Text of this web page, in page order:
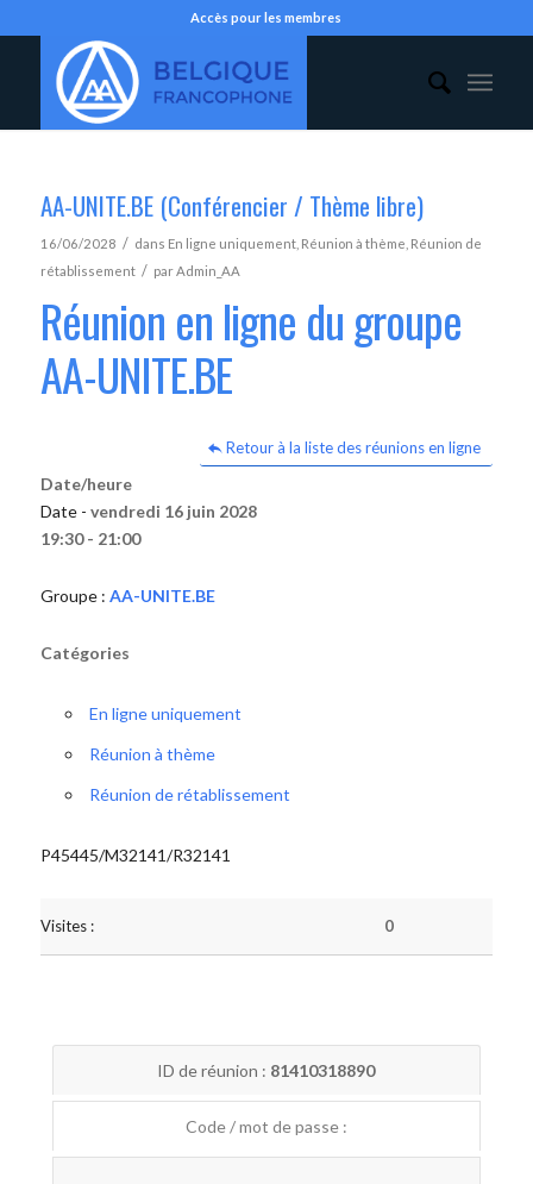
Accès pour les membres
AA-UNITE.BE (Conférencier / Thème libre)
16/06/2028 / dans En ligne uniquement, Réunion à thème Réunion de
rétablissement / parAdmin_AA
Réunion en ligne du groupe
AA-UNITE.BE
Retour à la liste des réunions en ligne
Date/heure
Date - vendredi 16 juin 2028
19:30 - 21:00
Groupe : AA-UNITE.BE
Catégories
En ligne uniquement
Réunion à thème
Réunion de rétablissement
P45445/M32141/R32141
Visites : 0
ID de réunion : 81410318890
Code / mot de passe :